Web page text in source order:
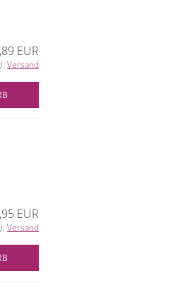
EUR
Versand
EUR
Versand